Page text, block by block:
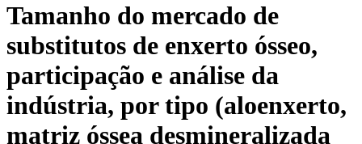
Tamanho do mercado de
substitutos de enxerto ósseo,
participação e análise da
indústria, por tipo (aloenxerto,
matriz óssea desmineralizada